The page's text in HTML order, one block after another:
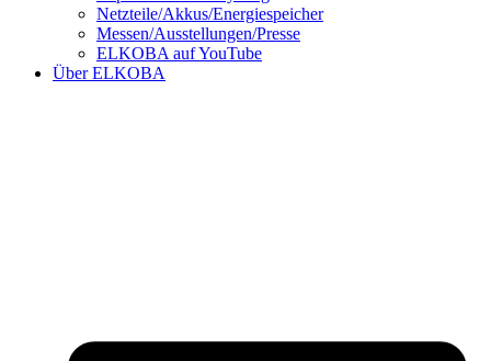
Netzteile/Akkus/Energiespeicher
Messen/Ausstellungen/Presse
ELKOBA auf YouTube
Über ELKOBA